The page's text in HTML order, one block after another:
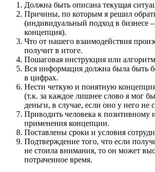
Должна быть описана текущая
Причины, по которым я решил
(индивидуальный подход в бизнесе
концепция).
Что от нашего взаимодействия
получит в итоге.
Пошаговая инструкция или
Вся информация должна была быть
в цифрах.
Нести четкую и понятную
(т.к. за каждое лишнее слово я мог
деньги, в случае, если оно у него не
Приводить человека к позитивному
применения концепции.
Поставлены сроки и условия
Подтверждение того, что если
не стоила внимания, то он может
потраченное время.